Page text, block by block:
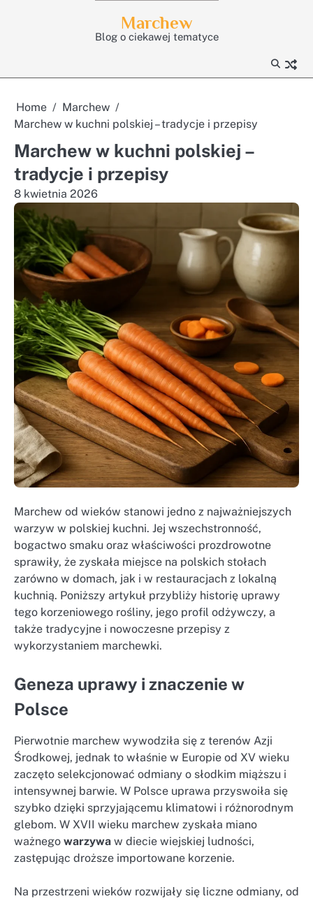
Marchew
Blog o ciekawej tematyce
Home
Marchew
Marchew w kuchni polskiej – tradycje i przepisy
Marchew w kuchni polskiej –
tradycje i przepisy
8 kwietnia 2026
Marchew od wieków stanowi jedno z najważniejszych
warzyw w polskiej kuchni. Jej wszechstronność,
bogactwo smaku oraz właściwości prozdrowotne
sprawiły, że zyskała miejsce na polskich stołach
zarówno w domach, jak i w restauracjach z lokalną
kuchnią. Poniższy artykuł przybliży historię uprawy
tego korzeniowego rośliny, jego profil odżywczy, a
także tradycyjne i nowoczesne przepisy z
wykorzystaniem marchewki.
Geneza uprawy i znaczenie w
Polsce
Pierwotnie marchew wywodziła się z terenów Azji
Środkowej, jednak to właśnie w Europie od XV wieku
zaczęto selekcjonować odmiany o słodkim miąższu i
intensywnej barwie. W Polsce uprawa przyswoiła się
szybko dzięki sprzyjającemu klimatowi i różnorodnym
glebom. W XVII wieku marchew zyskała miano
ważnego warzywa w diecie wiejskiej ludności,
zastępując droższe importowane korzenie.
Na przestrzeni wieków rozwijały się liczne odmiany, od